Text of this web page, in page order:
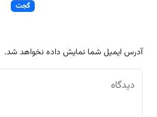
گجت
آدرس ایمیل شما نمایش داده نخواهد شد.
دیدگاه